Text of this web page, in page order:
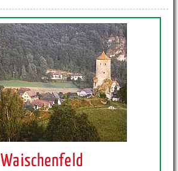
Waischenfeld